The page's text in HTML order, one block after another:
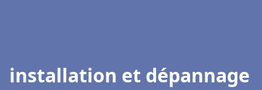
installation et dépannage